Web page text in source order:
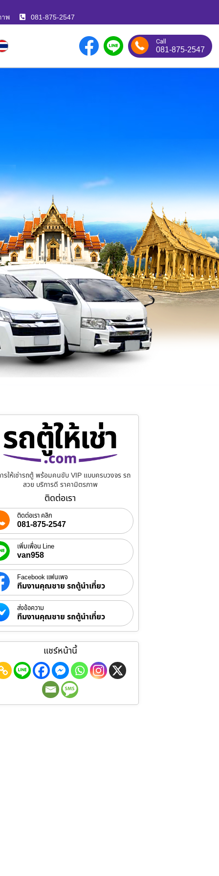
าพ 081-875-2547
Call
081-875-2547
รให้เช่ารถตู้ พร้อมคนขับ VIP แบบครบวงจร รถ
สวย บริการดี ราคามิตรภาพ
ติดต่อเรา
ติดต่อเรา คลิก
081-875-2547
เพิ่มเพื่อน Line
van958
Facebook แฟนเพจ
ทีมงานคุณชาย รถตู้นำเที่ยว
ส่งข้อความ
ทีมงานคุณชาย รถตู้นำเที่ยว
แชร์หน้านี้